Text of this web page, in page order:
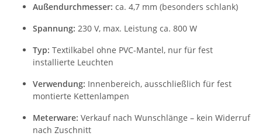
Außendurchmesser: ca. 4,7 mm (besonders schlank)
Spannung: 230 V, max. Leistung ca. 800 W
Typ: Textilkabel ohne PVC-Mantel, nur für fest
installierte Leuchten
Verwendung: Innenbereich, ausschließlich für fest
montierte Kettenlampen
Meterware: Verkauf nach Wunschlänge – kein Widerruf
nach Zuschnitt